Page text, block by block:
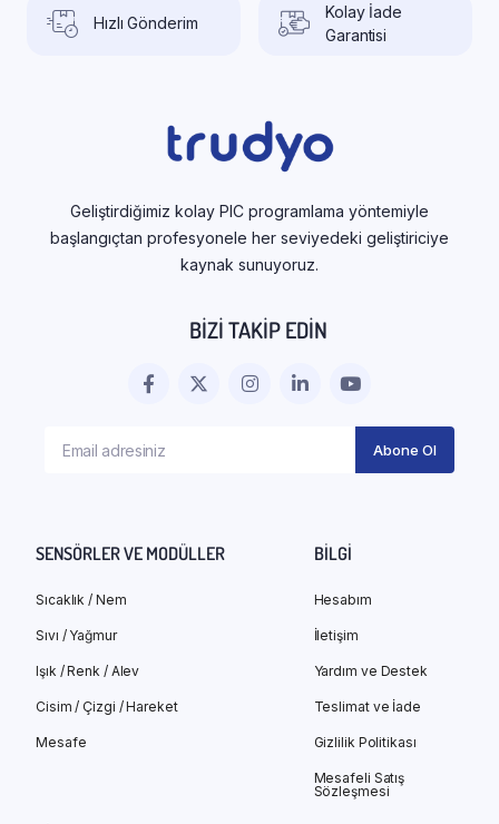
Hızlı Gönderim
Kolay İade
Garantisi
Geliştirdiğimiz kolay PIC programlama yöntemiyle
başlangıçtan profesyonele her seviyedeki geliştiriciye
kaynak sunuyoruz.
BIZI TAKIP EDIN
SENSÖRLER VE MODÜLLER
Sıcaklık / Nem
Sıvı / Yağmur
Işık / Renk / Alev
Cisim / Çizgi / Hareket
Mesafe
BILGI
Hesabım
İletişim
Yardım ve Destek
Teslimat ve İade
Gizlilik Politikası
Mesafeli Satış
Sözleşmesi